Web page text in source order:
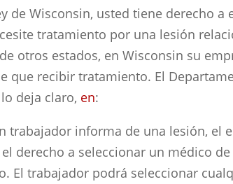
de Wisconsin, usted tiene derecho a
tratamiento por una lesión
otros estados, en Wisconsin su
que recibir tratamiento. El
deja claro, en:
trabajador informa de una lesión, el
derecho a seleccionar un médico
El trabajador podrá seleccionar